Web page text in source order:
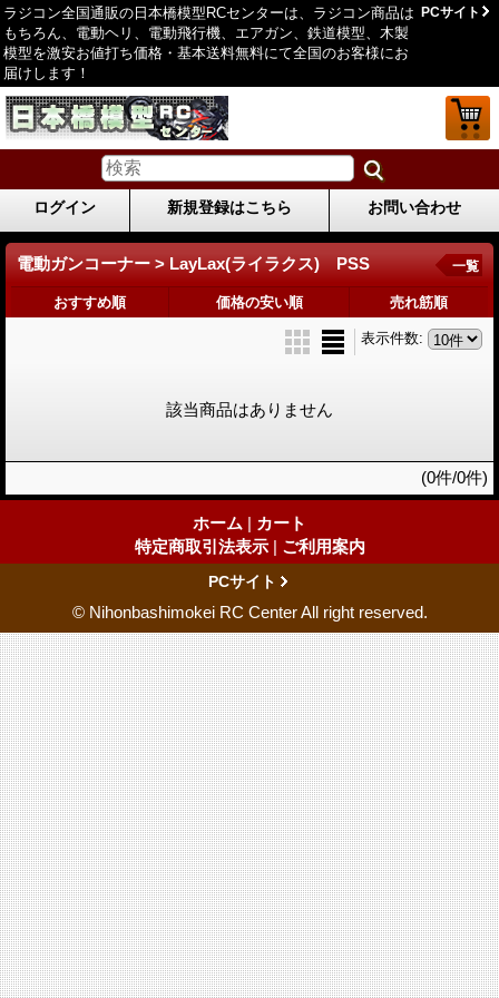
ラジコン全国通販の日本橋模型RCセンターは、ラジコン商品は
もちろん、電動ヘリ、電動飛行機、エアガン、鉄道模型、木製
模型を激安お値打ち価格・基本送料無料にて全国のお客様にお
届けします！
PCサイト
ログイン 新規登録はこちら お問い合わせ
電動ガンコーナー > LayLax(ライラクス) PSS 一覧
おすすめ順 価格の安い順 売れ筋順
表示件数:
該当商品はありません
(0件/0件)
ホーム | カート
特定商取引法表示 | ご利用案内
PCサイト
© Nihonbashimokei RC Center All right reserved.